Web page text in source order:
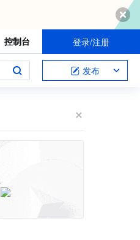
控制台 登录/注册
发布